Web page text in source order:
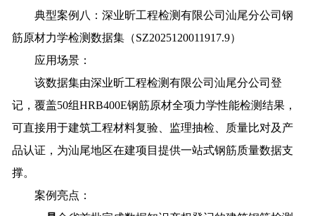
典型案例八：深业昕工程检测有限公司汕尾分公司钢
筋原材力学检测数据集（SZ2025120011917.9）
应用场景：
该数据集由深业昕工程检测有限公司汕尾分公司登
记，覆盖50组HRB400E钢筋原材全项力学性能检测结果，
可直接用于建筑工程材料复验、监理抽检、质量比对及产
品认证，为汕尾地区在建项目提供一站式钢筋质量数据支
撑。
案例亮点：